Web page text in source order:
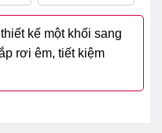
kế một khối sang
rơi êm, tiết kiệm